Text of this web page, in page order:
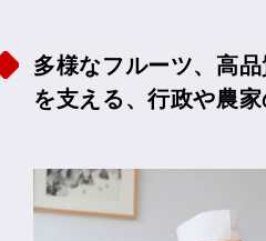
多様なフルーツ、高
を支える、行政や農家